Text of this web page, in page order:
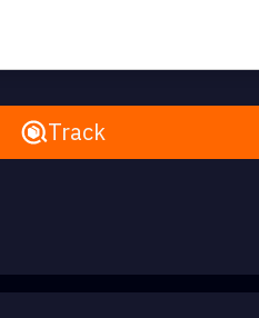
AllTrack